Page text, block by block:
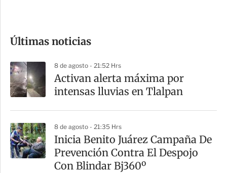
m
a
r
t
r
Últimas noticias
8 de agosto - 21:52 Hrs
Activan alerta máxima por
intensas lluvias en Tlalpan
8 de agosto - 21:35 Hrs
Inicia Benito Juárez Campaña De
Prevención Contra El Despojo
Con Blindar Bj360º